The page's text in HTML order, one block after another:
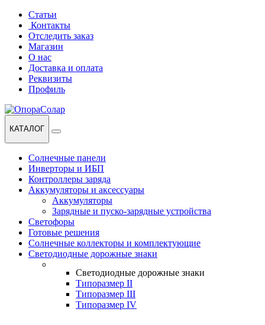
Перейти
навигации
Перейти
содержанию
Статьи
Контакты
Отследить заказ
Магазин
О нас
Доставка и оплата
Реквизиты
Профиль
КАТАЛОГ
Солнечные панели
Инверторы и ИБП
Контроллеры заряда
Аккумуляторы и аксессуары
Аккумуляторы
Зарядные и пуско-зарядные устройства
Светофоры
Готовые решения
Солнечные коллекторы и комплектующие
Светодиодные дорожные знаки
Светодиодные дорожные знаки
Типоразмер II
Типоразмер III
Типоразмер IV